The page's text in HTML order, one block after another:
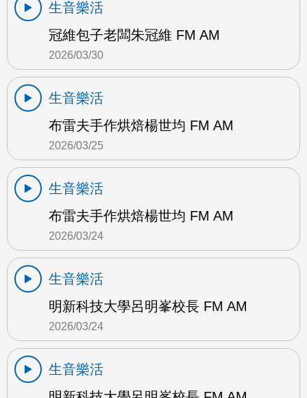
生音樂活
冠維包子老闆朱冠維 FM AM
2026/03/30
生音樂活
布雷夫手作烘焙楊世均 FM AM
2026/03/25
生音樂活
布雷夫手作烘焙楊世均 FM AM
2026/03/24
生音樂活
明新科技大學呂明峯校長 FM AM
2026/03/24
生音樂活